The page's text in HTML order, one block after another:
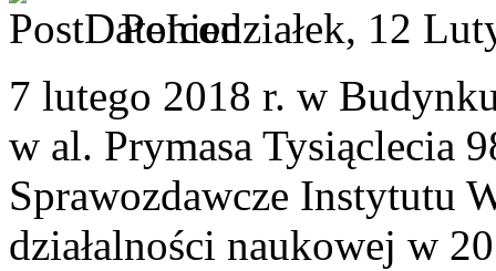
Poniedziałek, 12
7 lutego 2018 r. w
w al. Prymasa Tysiąclecia
Sprawozdawcze Instytutu
działalności naukowej w